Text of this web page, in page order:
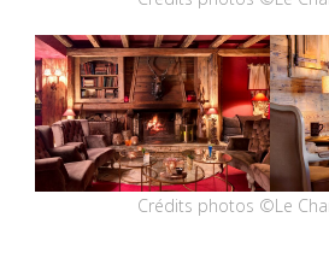
Crédits photos ©Le